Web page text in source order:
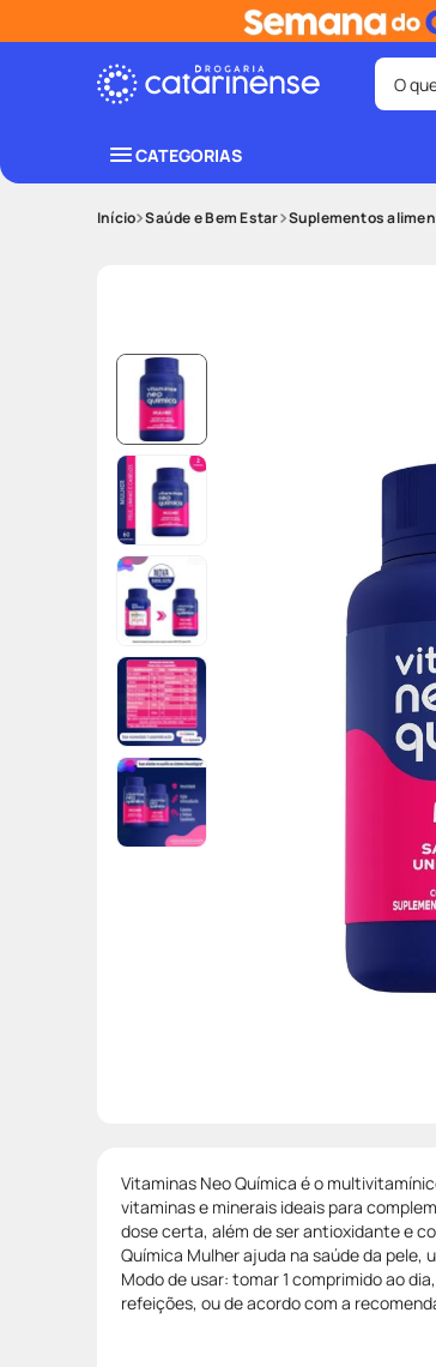
O que
3º
CATEGORIAS
Saúde e Bem Estar Suplementos
Vitaminas Neo Química é o
vitaminas e minerais ideais para
dose certa, além de ser antioxidante e
Química Mulher ajuda na saúde da pele,
Modo de usar: tomar 1 comprimido ao
refeições, ou de acordo com a